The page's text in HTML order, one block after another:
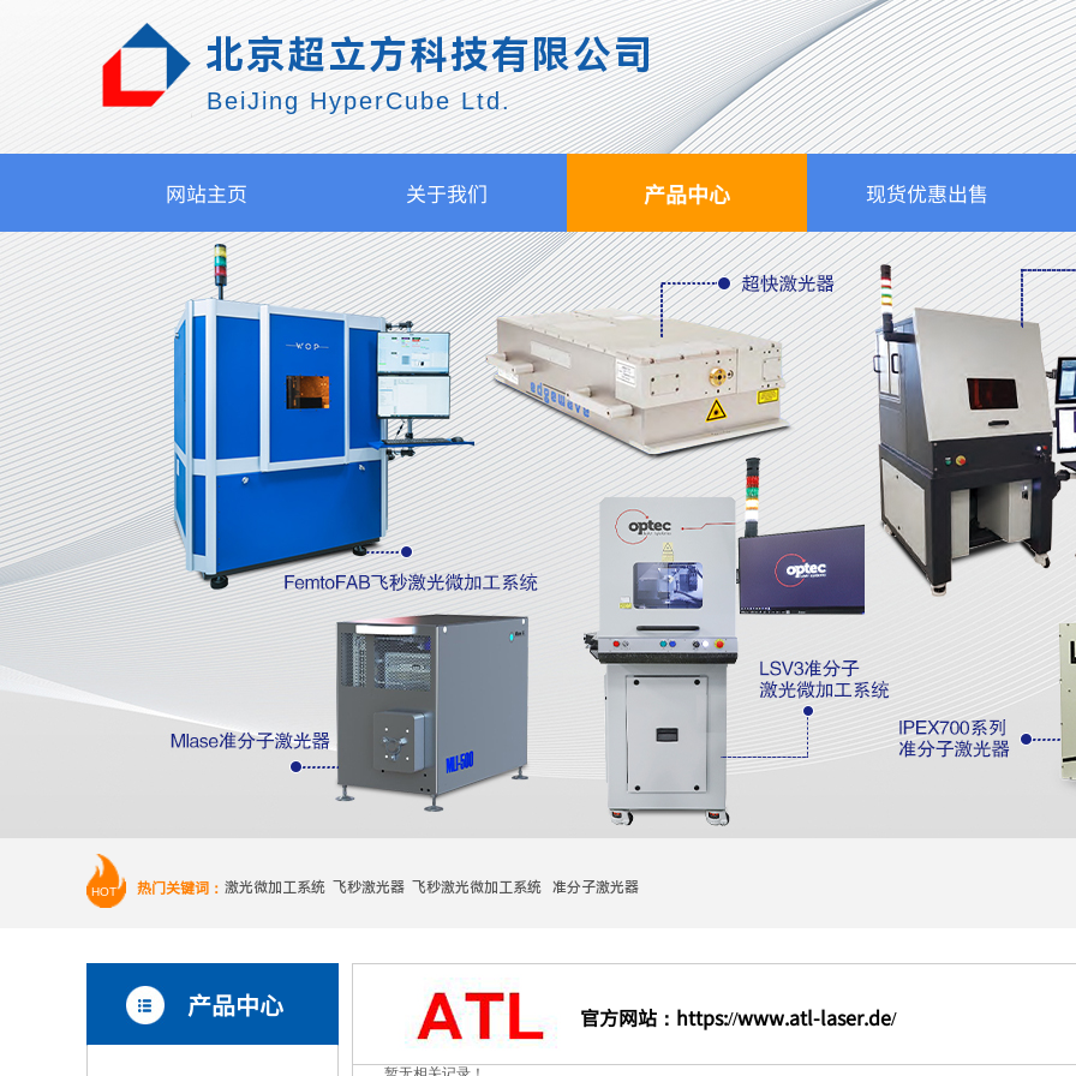
北京超立方科技有限公司
BeiJing HyperCube Ltd.
网站主页 关于我们 产品中心 现货优惠出售
激光微加工系统 飞秒激光器 飞秒激光微加工系统 准分子激光器
热门关键词：
HOT
官方网站： https://www.atl-laser.de/
产品中心